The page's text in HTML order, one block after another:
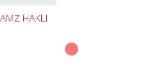
HÄKLI